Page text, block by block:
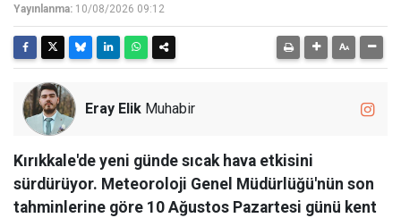
Yayınlanma: 10/08/2026 09:12
Eray Elik Muhabir
Kırıkkale'de yeni günde sıcak hava etkisini
sürdürüyor. Meteoroloji Genel Müdürlüğü'nün son
tahminlerine göre 10 Ağustos Pazartesi günü kent